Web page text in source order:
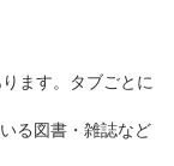
ます。タブごとに
る図書・雑誌など